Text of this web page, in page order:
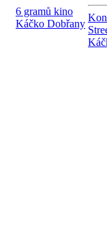
6 gramů kino
Káčko Dobřany